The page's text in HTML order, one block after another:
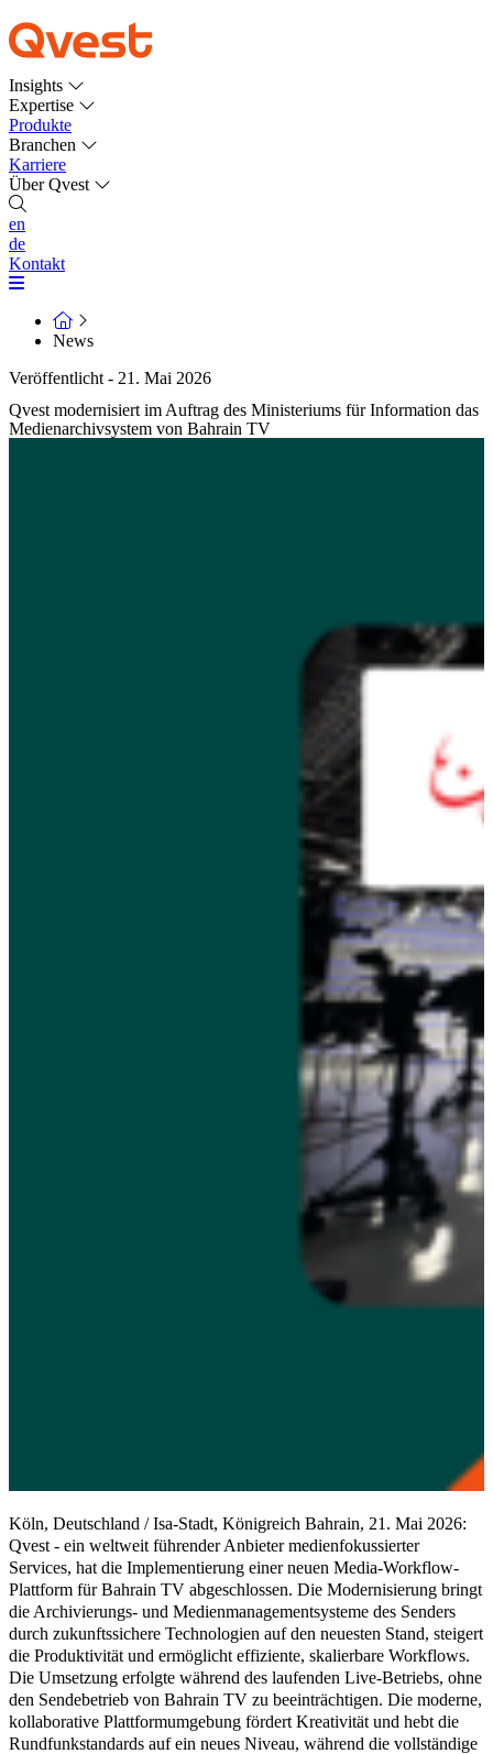
Insights
Expertise
Produkte
Branchen
Karriere
Über Qvest
en
de
Kontakt
News
Veröffentlicht - 21. Mai 2026
Qvest modernisiert im Auftrag des Ministeriums für Information das
Medienarchivsystem von Bahrain TV
Köln, Deutschland / Isa-Stadt, Königreich Bahrain, 21. Mai 2026:
Qvest - ein weltweit führender Anbieter medienfokussierter
Services, hat die Implementierung einer neuen Media-Workflow-
Plattform für Bahrain TV abgeschlossen. Die Modernisierung bringt
die Archivierungs- und Medienmanagementsysteme des Senders
durch zukunftssichere Technologien auf den neuesten Stand, steigert
die Produktivität und ermöglicht effiziente, skalierbare Workflows.
Die Umsetzung erfolgte während des laufenden Live-Betriebs, ohne
den Sendebetrieb von Bahrain TV zu beeinträchtigen. Die moderne,
kollaborative Plattformumgebung fördert Kreativität und hebt die
Rundfunkstandards auf ein neues Niveau, während die vollständige